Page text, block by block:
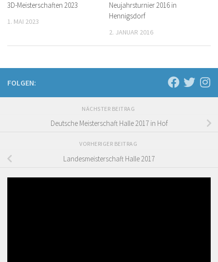
3D-Meisterschaften 2023
1. MAI 2023
Neujahrsturnier 2016 in
Hennigsdorf
2. JANUAR 2016
FOLGEN:
NÄCHSTER BEITRAG
Deutsche Meisterschaft Halle 2017 in Hof
VORHERIGER BEITRAG
Landesmeisterschaft Halle 2017